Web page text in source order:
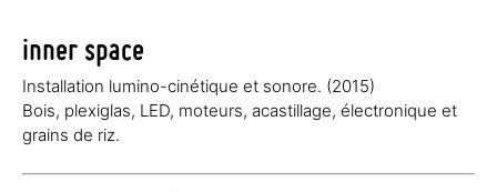
inner space
Installation lumino-cinétique et sonore. (2015)
Bois, plexiglas, LED, moteurs, acastillage, électronique et
grains de riz.